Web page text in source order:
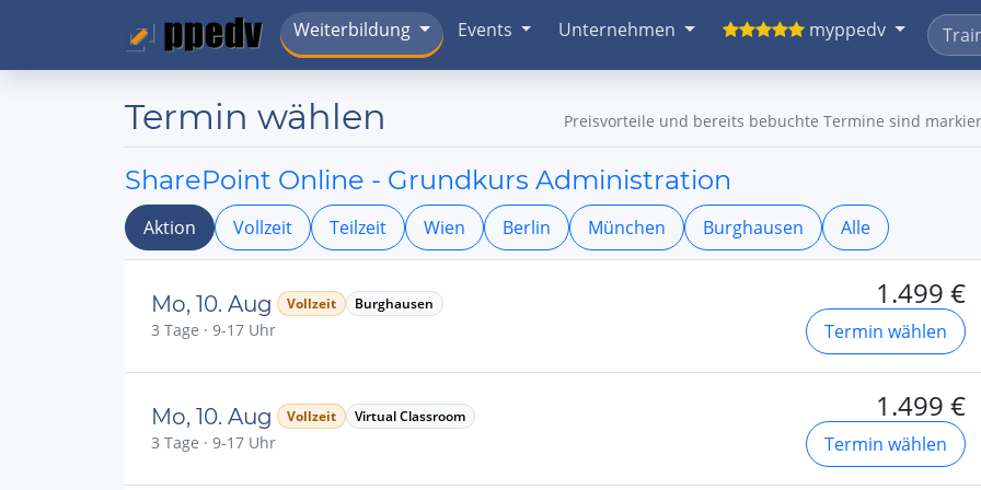
Weiterbildung Events Unternehmen myppedv
Termin wählen Preisvorteile und bereits bebuchte Termine sind
SharePoint Online - Grundkurs Administration
Aktion Vollzeit Teilzeit Wien Berlin München Burghausen Alle
Mo, 10. Aug Vollzeit Burghausen
3 Tage · 9-17 Uhr
1.499 €
Termin wählen
Mo, 10. Aug Vollzeit Virtual Classroom
3 Tage · 9-17 Uhr
1.499 €
Termin wählen